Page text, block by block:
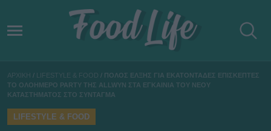
ΑΡΧΙΚΗ / LIFESTYLE & FOOD / ΠΟΛΟΣ ΕΛΞΗΣ ΓΙΑ ΕΚΑΤΟΝΤΑΔΕΣ ΕΠΙΣΚΕΠΤΕΣ
ΤΟ ΟΛΟΗΜΕΡΟ PARTY ΤΗΣ ALLWYN ΣΤΑ ΕΓΚΑΙΝΙΑ ΤΟΥ ΝΕΟΥ
ΚΑΤΑΣΤΗΜΑΤΟΣ ΣΤΟ ΣΥΝΤΑΓΜΑ
LIFESTYLE & FOOD